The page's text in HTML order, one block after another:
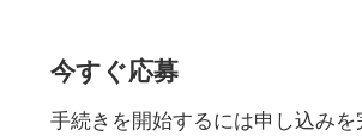
今すぐ応募
手続きを開始するには申し込みを